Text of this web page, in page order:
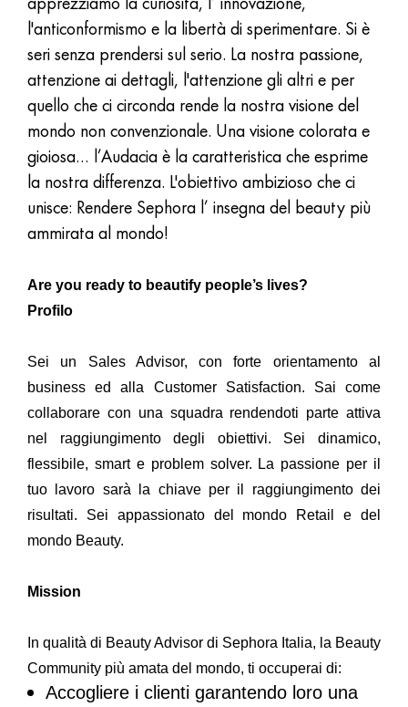
l'anticonformismo e la libertà di sperimentare. Si è
seri senza prendersi sul serio. La nostra passione,
attenzione ai dettagli, l'attenzione gli altri e per
quello che ci circonda rende la nostra visione del
mondo non convenzionale. Una visione colorata e
gioiosa… l’Audacia è la caratteristica che esprime
la nostra differenza. L'obiettivo ambizioso che ci
unisce: Rendere Sephora l’ insegna del beauty più
ammirata al mondo!
Are you ready to beautify people’s lives?
Profilo
Sei un Sales Advisor, con forte orientamento al
business ed alla Customer Satisfaction. Sai come
collaborare con una squadra rendendoti parte attiva
nel raggiungimento degli obiettivi. Sei dinamico,
flessibile, smart e problem solver. La passione per il
tuo lavoro sarà la chiave per il raggiungimento dei
risultati. Sei appassionato del mondo Retail e del
mondo Beauty.
Mission
In qualità di Beauty Advisor di Sephora Italia, la Beauty
Community più amata del mondo, ti occuperai di:
Accogliere i clienti garantendo loro una